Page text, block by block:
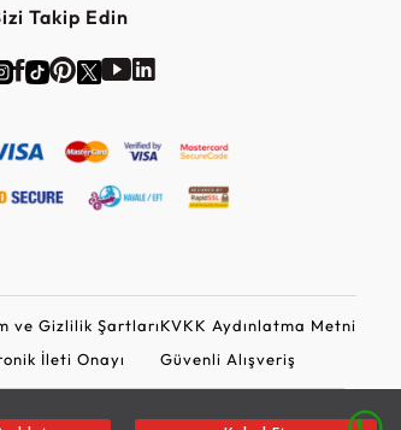
Takip Edin
ve Gizlilik Şartları
İleti Onayı
KVKK Aydınlatma Metni
Güvenli Alışveriş